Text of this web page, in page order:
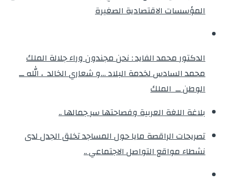
المؤسسات الاقتصادية الصغيرة
الدكتور محمد الفايد : نحن مجندون وراء جلالة الملك
محمد السادس لخدمة البلاد …و شعاري الخالد ، الله ــ
الوطن ــ الملك
بلاغة اللغة العربية وفصاحتها سر جمالها ..
تصريحات الراقصة مايا حول المساجد تخلق الجدل لدى
نشطاء مواقع التواصل الاجتماعي ..